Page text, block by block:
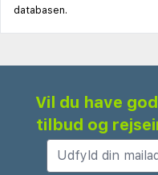
databasen.
Vil du have
tilbud og